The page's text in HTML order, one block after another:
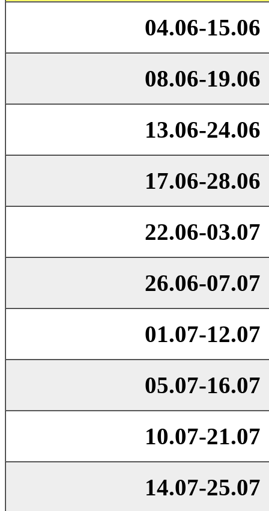
04.06-15.06
08.06-19.06
13.06-24.06
17.06-28.06
22.06-03.07
26.06-07.07
01.07-12.07
05.07-16.07
10.07-21.07
14.07-25.07